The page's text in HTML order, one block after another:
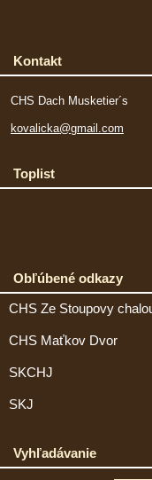
Kontakt
CHS Dach Musketier´s
kovalicka@gmail.com
Toplist
Obľúbené odkazy
CHS Ze Stoupovy
CHS Maťkov Dvor
SKCHJ
SKJ
Vyhľadávanie